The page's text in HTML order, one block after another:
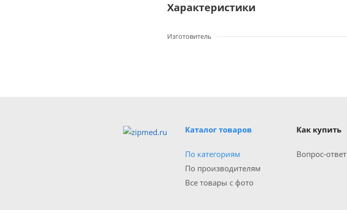
Характеристики
Изготовитель
Каталог товаров
По категориям
По производителям
Все товары с фото
Как купить
Вопрос-ответ